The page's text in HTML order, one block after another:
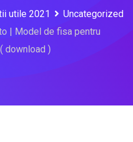
utile 2021
Uncategorized
| Model de fisa pentru
download )